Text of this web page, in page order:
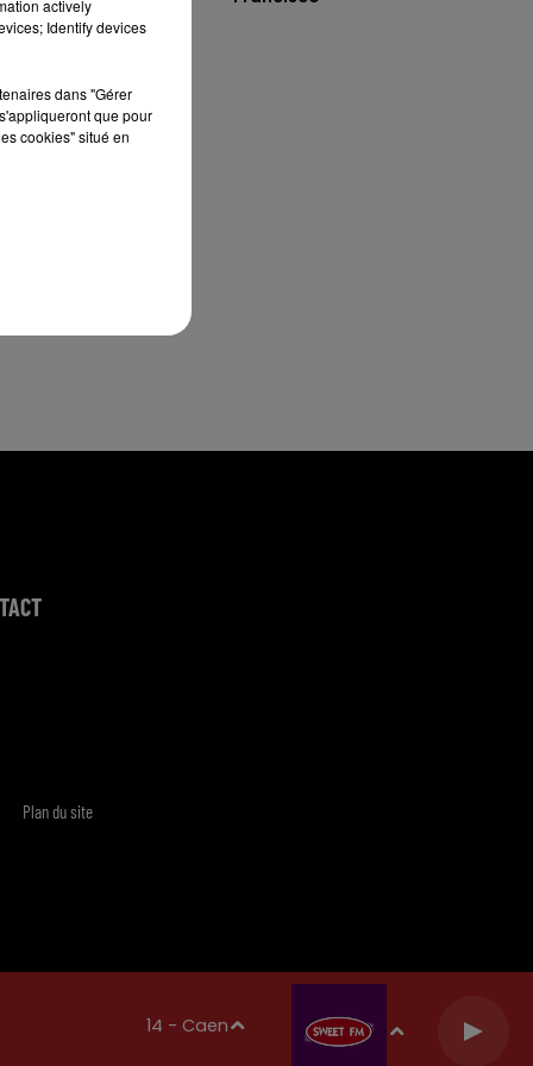
14 - Caen
Plan du site
actively
Identify devices
dans "Gérer
que pour
cookies" situé en